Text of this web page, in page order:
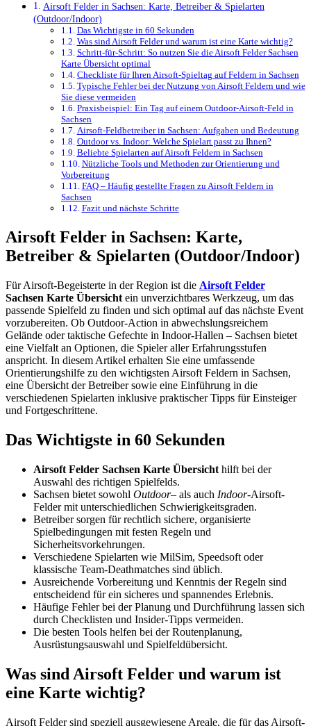
Airsoft Felder in Sachsen: Karte, Betreiber & Spielarten
(Outdoor/Indoor)
Das Wichtigste in 60 Sekunden
Was sind Airsoft Felder und warum ist eine Karte wichtig?
Schritt-für-Schritt: So nutzen Sie die Airsoft Felder Sachsen
Karte Übersicht optimal
Checkliste für Ihren Airsoft-Spieltag auf Feldern in Sachsen
Typische Fehler bei der Nutzung von Airsoft Feldern und wie
Sie diese vermeiden
Praxisbeispiel: Ein Tag auf einem Outdoor-Airsoft-Feld in
Sachsen
Airsoft-Feldbetreiber in Sachsen: Aufgaben und Bedeutung
Outdoor vs. Indoor: Welche Spielart passt zu Ihnen?
Beliebte Spielarten auf Airsoft Feldern in Sachsen
Nützliche Tools und Methoden zur Orientierung und
Vorbereitung
FAQ – Häufig gestellte Fragen zu Airsoft Feldern in
Sachsen
Fazit und nächste Schritte
Airsoft Felder in Sachsen: Karte,
Betreiber & Spielarten (Outdoor/Indoor)
Für Airsoft-Begeisterte in der Region ist die Airsoft Felder
Sachsen Karte Übersicht ein unverzichtbares Werkzeug, um das
passende Spielfeld zu finden und sich optimal auf das nächste Event
vorzubereiten. Ob Outdoor-Action in abwechslungsreichem
Gelände oder taktische Gefechte in Indoor-Hallen – Sachsen bietet
eine Vielfalt an Optionen, die Spieler aller Erfahrungsstufen
anspricht. In diesem Artikel erhalten Sie eine umfassende
Orientierungshilfe zu den wichtigsten Airsoft Feldern in Sachsen,
eine Übersicht der Betreiber sowie eine Einführung in die
verschiedenen Spielarten inklusive praktischer Tipps für Einsteiger
und Fortgeschrittene.
Das Wichtigste in 60 Sekunden
Airsoft Felder Sachsen Karte Übersicht hilft bei der
Auswahl des richtigen Spielfelds.
Sachsen bietet sowohl Outdoor– als auch Indoor-Airsoft-
Felder mit unterschiedlichen Schwierigkeitsgraden.
Betreiber sorgen für rechtlich sichere, organisierte
Spielbedingungen mit festen Regeln und
Sicherheitsvorkehrungen.
Verschiedene Spielarten wie MilSim, Speedsoft oder
klassische Team-Deathmatches sind üblich.
Ausreichende Vorbereitung und Kenntnis der Regeln sind
entscheidend für ein sicheres und spannendes Erlebnis.
Häufige Fehler bei der Planung und Durchführung lassen sich
durch Checklisten und Insider-Tipps vermeiden.
Die besten Tools helfen bei der Routenplanung,
Ausrüstungsauswahl und Spielfeldübersicht.
Was sind Airsoft Felder und warum ist
eine Karte wichtig?
Airsoft Felder sind speziell ausgewiesene Areale, die für das Airsoft-